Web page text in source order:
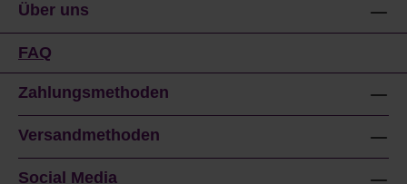
Über uns
FAQ
Zahlungsmethoden
Versandmethoden
Social Media